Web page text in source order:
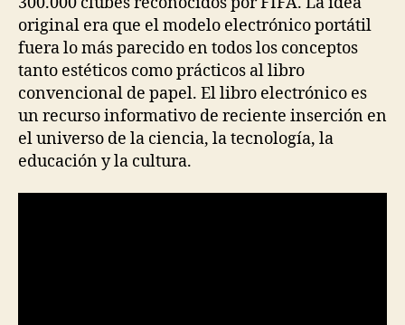
original era que el modelo electrónico portátil
fuera lo más parecido en todos los conceptos
tanto estéticos como prácticos al libro
convencional de papel. El libro electrónico es
un recurso informativo de reciente inserción en
el universo de la ciencia, la tecnología, la
educación y la cultura.